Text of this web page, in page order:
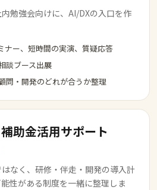
勉強会向けに、AI/DXの入口を作
ナー、短時間の実演、質疑応答
談ブース出展
問・開発のどれが合うか整理
補助金活用サポート
なく、研修・伴走・開発の導入計
性がある制度を一緒に整理しま